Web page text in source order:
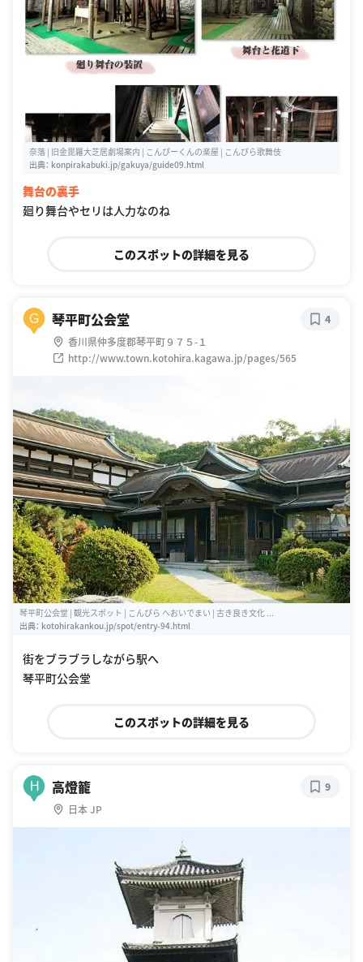
奈落 | 旧金毘羅大芝居劇場案内 | こんぴーくんの楽屋 | こんぴら歌舞伎
出典： konpirakabuki.jp/gakuya/guide09.html
舞台の裏手
廻り舞台やセリは人力なのね
このスポットの詳細を見る
G 琴平町公会堂
香川県仲多度郡琴平町９７５-１
http://www.town.kotohira.kagawa.jp/pages/565
4
琴平町公会堂 | 観光スポット | こんぴら へおいでまい | 古き良き文化 ...
出典： kotohirakankou.jp/spot/entry-94.html
街をブラブラしながら駅へ
琴平町公会堂
このスポットの詳細を見る
H 高燈籠
日本 JP
9